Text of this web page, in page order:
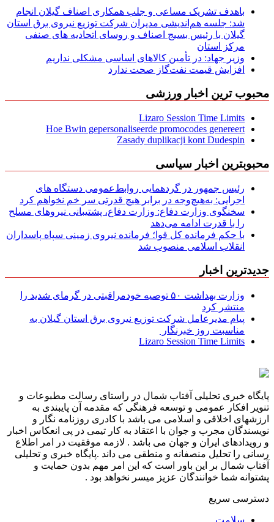
باهدف تشریک مساعی و جلب همکاری اصناف گیلان انجام
شد: جلسه هم‌اندیشی مدیران شركت توزیع نیروی برق استان
گیلان با رئیس بسیج اصناف و روسای اتحادیه های صنفی
مركز استان
وزیر جهاد: در تأمین کالاهای اساسی مشکلی نداریم
افزایش قیمت نفت‌گاز صحت ندارد
محبوب ترین اخبار ورزشی
Lizaro Session Time Limits
Hoe Bwin gepersonaliseerde promocodes genereert
Zasady duplikacji kont Dudespin
محبوبترین اخبار سیاسی
رئیس جمهور در گردهمایی روابط‌عمومی دستگاه های
اجرایی: به‌هیچ‌وجه در برابر هیچ قدرتی سر خم نخواهم کرد
سخنگوی وزارت دفاع: وزارت دفاع، پشتیبانی نیرو‌های مسلح
را با قدرت ادامه می‌دهد
با حکم فرمانده کل قوا؛ فرمانده نیروی زمینی سپاه پاسداران
انقلاب اسلامی منصوب شد
جدیدترین اخبار
وزارت بهداشت ۵۰ توصیه خودمراقبتی در گرمای شدید را
منتشر کرد
پیام مدیرعامل شركت توزیع نیروی برق استان گیلان به
مناسبت روز خبرنگار ‌
Lizaro Session Time Limits
پایگاه خبری تحلیلی آفتاب شمال در راستای رسالت مطبوعات و
تنویر افکار عمومی و توسعه فرهنگی که مقدمه آن پایبندی به
ارزشهای اخلاقی و اسلامی می باشد با کادری روزنامه نگار و
نویسندگان مجرب و جوان با اعتقاد به کار تیمی در پی انعکاس اخبار
و رویدادهای ایران و جهان می باشد . لازمه موفقیت در امر اطلاع
رسانی را تحلیل منصفانه و منطقی می داند .پایگاه خبری و تحلیلی
آفتاب شمال بر این باور است که این امر مهم بدون حمایت و
پشتوانه شما خوانندگان عزیز میسر نخواهد بود .
دسترسی سریع
سلامت